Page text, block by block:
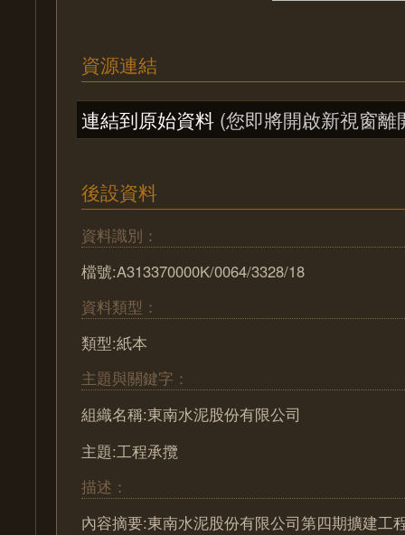
資源連結
連結到原始資料 (您即將開啟新視窗離
後設資料
資料識別：
檔號:A313370000K/0064/3328/18
資料類型：
類型:紙本
主題與關鍵字：
組織名稱:東南水泥股份有限公司
主題:工程承攬
描述：
內容摘要:東南水泥股份有限公司第四期擴建工